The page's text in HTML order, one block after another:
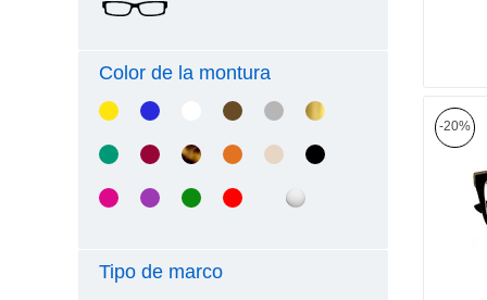
Color de la montura
Tipo de marco
-20%